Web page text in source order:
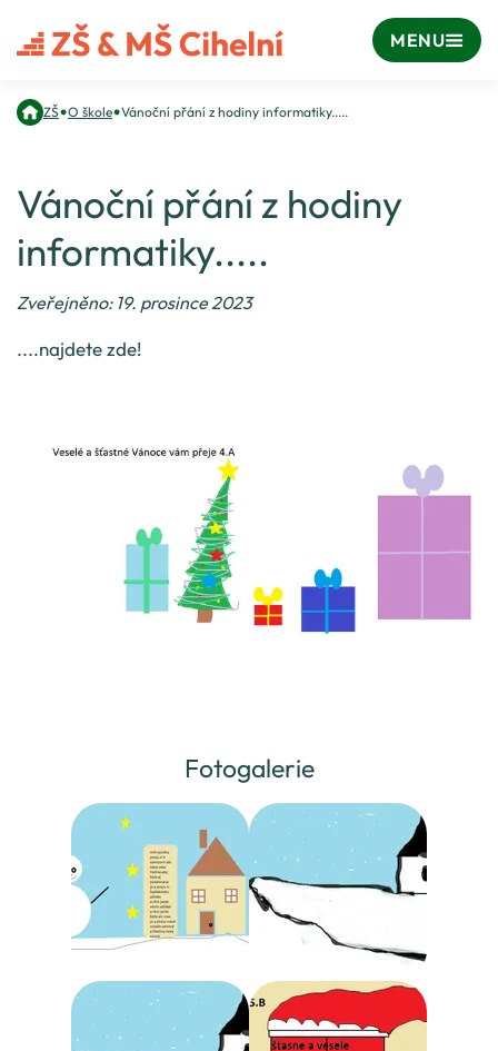
MENU
ZŠ•O škole•Vánoční přání z hodiny informatiky.....
Vánoční přání z hodiny
informatiky.....
Zveřejněno: 19. prosince 2023
....najdete zde!
Fotogalerie